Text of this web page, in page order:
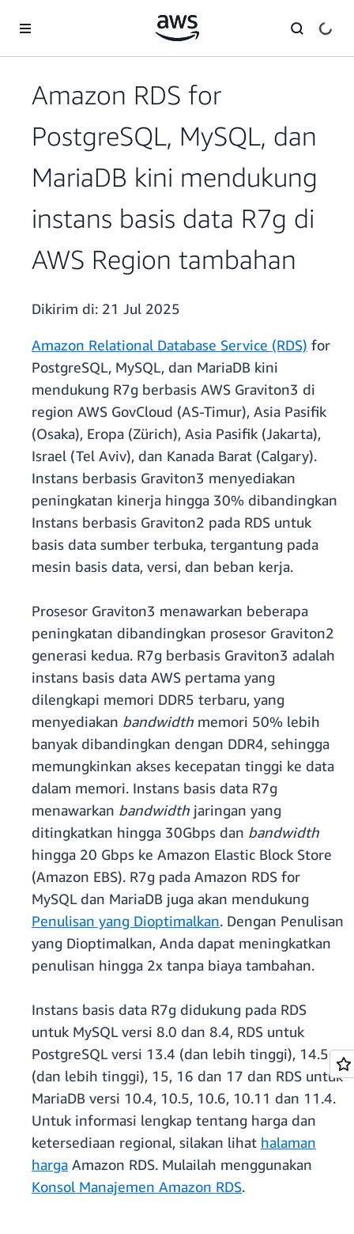
Amazon RDS for
PostgreSQL, MySQL, dan
MariaDB kini mendukung
instans basis data R7g di
AWS Region tambahan
Dikirim di: 21 Jul 2025
Amazon Relational Database Service (RDS) for
PostgreSQL, MySQL, dan MariaDB kini
mendukung R7g berbasis AWS Graviton3 di
region AWS GovCloud (AS-Timur), Asia Pasifik
(Osaka), Eropa (Zürich), Asia Pasifik (Jakarta),
Israel (Tel Aviv), dan Kanada Barat (Calgary).
Instans berbasis Graviton3 menyediakan
peningkatan kinerja hingga 30% dibandingkan
Instans berbasis Graviton2 pada RDS untuk
basis data sumber terbuka, tergantung pada
mesin basis data, versi, dan beban kerja.
Prosesor Graviton3 menawarkan beberapa
peningkatan dibandingkan prosesor Graviton2
generasi kedua. R7g berbasis Graviton3 adalah
instans basis data AWS pertama yang
dilengkapi memori DDR5 terbaru, yang
menyediakan bandwidth memori 50% lebih
banyak dibandingkan dengan DDR4, sehingga
memungkinkan akses kecepatan tinggi ke data
dalam memori. Instans basis data R7g
menawarkan bandwidth jaringan yang
ditingkatkan hingga 30Gbps dan bandwidth
hingga 20 Gbps ke Amazon Elastic Block Store
(Amazon EBS). R7g pada Amazon RDS for
MySQL dan MariaDB juga akan mendukung
Penulisan yang Dioptimalkan. Dengan Penulisan
yang Dioptimalkan, Anda dapat meningkatkan
penulisan hingga 2x tanpa biaya tambahan.
Instans basis data R7g didukung pada RDS
untuk MySQL versi 8.0 dan 8.4, RDS untuk
PostgreSQL versi 13.4 (dan lebih tinggi), 14.5
(dan lebih tinggi), 15, 16 dan 17 dan RDS untuk
MariaDB versi 10.4, 10.5, 10.6, 10.11 dan 11.4.
Untuk informasi lengkap tentang harga dan
ketersediaan regional, silakan lihat halaman
harga Amazon RDS. Mulailah menggunakan
Konsol Manajemen Amazon RDS.